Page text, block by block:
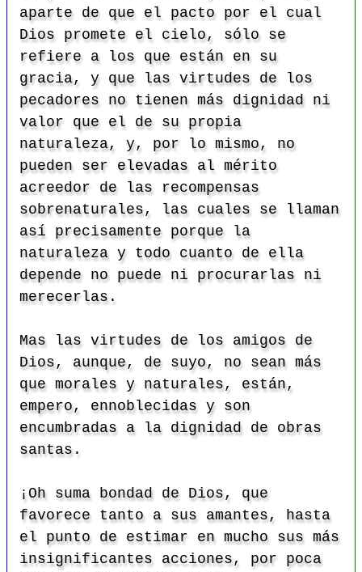
aparte de que el pacto por el cual
Dios promete el cielo, sólo se
refiere a los que están en su
gracia, y que las virtudes de los
pecadores no tienen más dignidad ni
valor que el de su propia
naturaleza, y, por lo mismo, no
pueden ser elevadas al mérito
acreedor de las recompensas
sobrenaturales, las cuales se llaman
así precisamente porque la
naturaleza y todo cuanto de ella
depende no puede ni procurarlas ni
merecerlas.
Mas las virtudes de los amigos de
Dios, aunque, de suyo, no sean más
que morales y naturales, están,
empero, ennoblecidas y son
encumbradas a la dignidad de obras
santas.
¡Oh suma bondad de Dios, que
favorece tanto a sus amantes, hasta
el punto de estimar en mucho sus más
insignificantes acciones, por poca